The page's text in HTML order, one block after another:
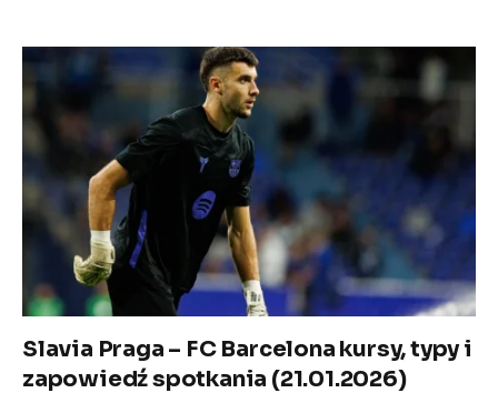
Slavia Praga – FC Barcelona kursy, typy i
zapowiedź spotkania (21.01.2026)